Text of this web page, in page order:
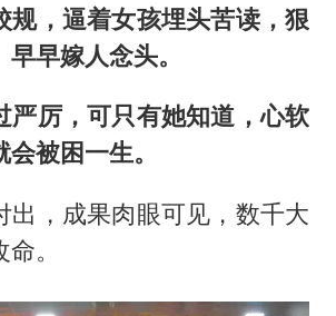
规，逼着女孩埋头苦读，狠
早嫁人念头。
严厉，可只有她知道，心软
被困一生。
出，成果肉眼可见，数千大
。